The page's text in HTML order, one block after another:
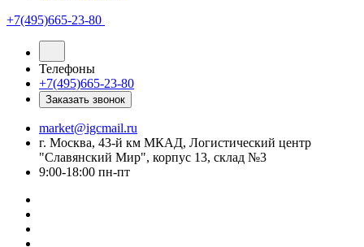
+7(495)665-23-80
Телефоны
+7(495)665-23-80
Заказать звонок
market@igcmail.ru
г. Москва, 43-й км МКАД, Логистический центр
"Славянский Мир", корпус 13, склад №3
9:00-18:00 пн-пт